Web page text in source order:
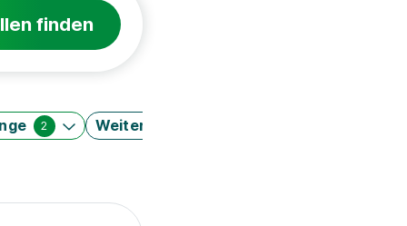
finden
2 Weitere Filter